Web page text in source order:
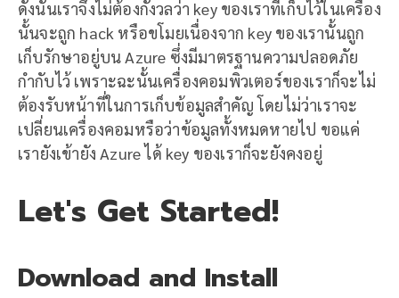
ดังนั้นเราจึงไม่ต้องกังวลว่า key ของเราที่เก็บไว้ในเครื่อง
นั้นจะถูก hack หรือขโมยเนื่องจาก key ของเรานั้นถูก
เก็บรักษาอยู่บน Azure ซึ่งมีมาตรฐานความปลอดภัย
กำกับไว้ เพราะฉะนั้นเครื่องคอมพิวเตอร์ของเราก็จะไม่
ต้องรับหน้าที่ในการเก็บข้อมูลสำคัญ โดยไม่ว่าเราจะ
เปลี่ยนเครื่องคอมหรือว่าข้อมูลทั้งหมดหายไป ขอแค่
เรายังเข้ายัง Azure ได้ key ของเราก็จะยังคงอยู่
Let's Get Started!
Download and Install